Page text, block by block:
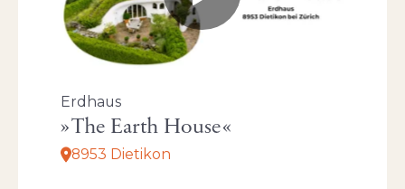
Erdhaus
The Earth House
8953 Dietikon